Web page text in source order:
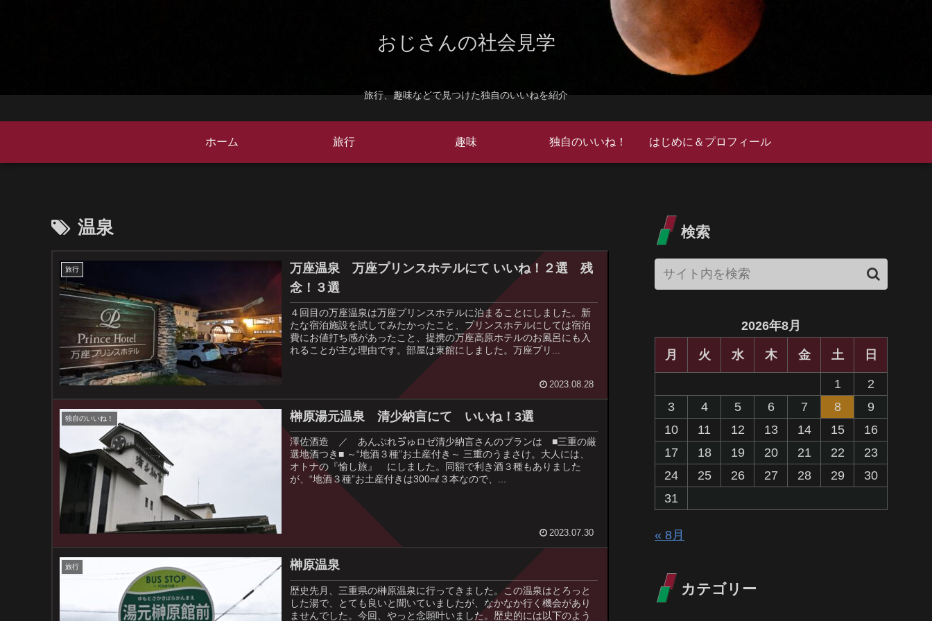
おじさんの社会見学
旅行、趣味などで見つけた独自のいいねを紹介
ホーム 旅行 趣味 独自のいいね！ はじめに＆プロフィール
温泉
旅行
万座温泉 万座プリンスホテルにて いいね！２選 残
念！３選
４回目の万座温泉は万座プリンスホテルに泊まることにしました。新
たな宿泊施設を試してみたかったこと、プリンスホテルにしては宿泊
費にお値打ち感があったこと、提携の万座高原ホテルのお風呂にも入
れることが主な理由です。部屋は東館にしました。万座プリ...
2023.08.28
独自のいいね！ 榊原湯元温泉 清少納言にて いいね！3選
澤佐酒造 ／ あんぷれゔゅロゼ清少納言さんのプランは ■三重の厳
選地酒つき■ ～“地酒３種”お土産付き～ 三重のうまさけ。大人には、
オトナの『愉し旅』 にしました。同額で利き酒３種もありました
が、“地酒３種”お土産付きは300㎖３本なので、...
2023.07.30
旅行 榊原温泉
歴史先月、三重県の榊原温泉に行ってきました。この温泉はとろっと
した湯で、とても良いと聞いていましたが、なかなか行く機会があり
ませんでした。今回、やっと念願叶いました。歴史的には以下のよう
検索
2026年8月
月 火 水 木 金 土 日
1
2
3
4 5 6 7 8
9
10
11 12 13 14 15
16
17
18 19 20 21 22
23
24
25 26 27 28 29
30
31
« 8月
カテゴリー